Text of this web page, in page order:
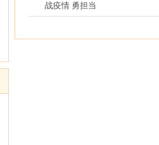
战疫情 勇担当